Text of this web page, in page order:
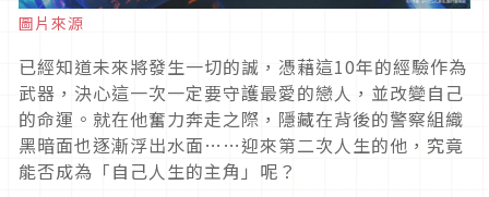
圖片來源
已經知道未來將發生一切的誠，憑藉這10年的經驗作為
武器，決心這一次一定要守護最愛的戀人，並改變自己
的命運。就在他奮力奔走之際，隱藏在背後的警察組織
黑暗面也逐漸浮出水面……迎來第二次人生的他，究竟
能否成為「自己人生的主角」呢？